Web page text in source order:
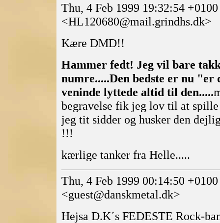
Thu, 4 Feb 1999 19:32:54
<HL120680@mail.grindhs.dk>
Kære DMD!!
Hammer fedt! Jeg vil bare
numre.....Den bedste er nu
veninde lyttede altid til den.....
begravelse fik jeg lov til at
jeg tit sidder og husker den
!!!
kærlige tanker fra Helle.....
Thu, 4 Feb 1999 00:14:50
<guest@danskmetal.dk>
Hejsa D.K´s FEDESTE Rock-